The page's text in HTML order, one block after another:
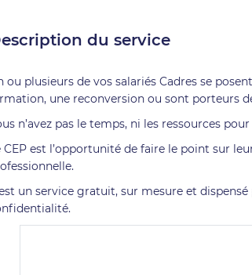
du service
ou plusieurs de vos salariés Cadres se
une reconversion ou sont porteurs
n’avez pas le temps, ni les ressources
CEP est l’opportunité de faire le point sur
un service gratuit, sur mesure et